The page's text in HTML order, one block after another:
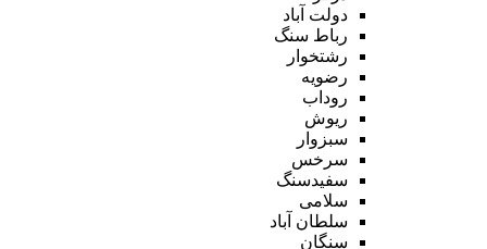
دولت آباد
رباط سنگ
رشتخوار
رضویه
روداب
ریوش
سبزوار
سرخس
سفیدسنگ
سلامی
سلطان آباد
سنگان